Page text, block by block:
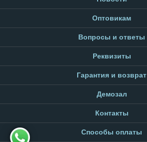
Оптовикам
Вопросы и ответы
Реквизиты
Гарантия и возврат
Демозал
Контакты
Способы оплаты